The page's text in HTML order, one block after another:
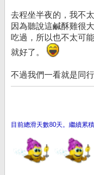
去程坐半夜的，我不
因為聽說這鹹酥雞很
吃過，所以也不太可
就好了。
不過我們一看就是同
目前總滑天數80天。繼續累